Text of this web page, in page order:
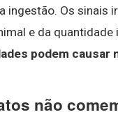
ingestão. Os sinais
e da quantidade
podem causar
não